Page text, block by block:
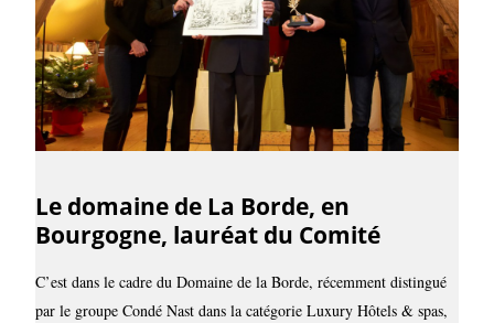
Le domaine de La Borde, en
Bourgogne, lauréat du Comité
C’est dans le cadre du Domaine de la Borde, récemment distingué
par le groupe Condé Nast dans la catégorie Luxury Hôtels & spas,